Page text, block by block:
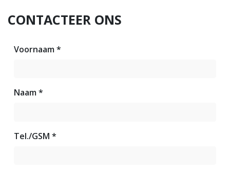
CONTACTEER ONS
Voornaam *
Naam *
Tel./GSM *